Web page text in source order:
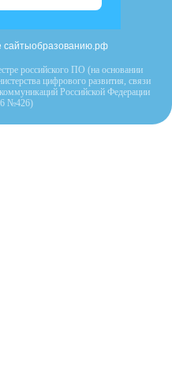
сайтыобразованию.рф
российского ПО (на основании
цифрового развития, связи
Российской Федерации
№426)